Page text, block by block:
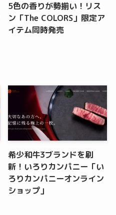
5色の香りが勢揃い！リス
ン「The COLORS」限定ア
イテム同時発売
希少和牛3ブランドを刷
新！いろりカンパニー「い
ろりカンパニーオンライン
ショップ」